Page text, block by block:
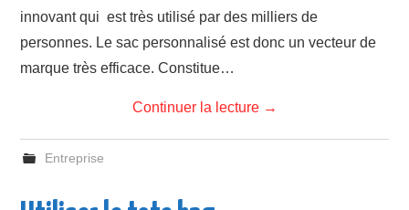
innovant qui est très utilisé par des milliers de
personnes. Le sac personnalisé est donc un vecteur de
marque très efficace. Constitue…
Continuer la lecture →
Entreprise